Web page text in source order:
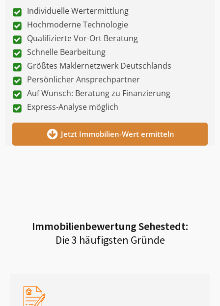
Individuelle Wertermittlung
Hochmoderne Technologie
Qualifizierte Vor-Ort Beratung
Schnelle Bearbeitung
Größtes Maklernetzwerk Deutschlands
Persönlicher Ansprechpartner
Auf Wunsch: Beratung zu Finanzierung
Express-Analyse möglich
Jetzt Immobilien-Wert ermitteln
ImmobilienbewertungSehestedt:
Die 3 häufigsten Gründe